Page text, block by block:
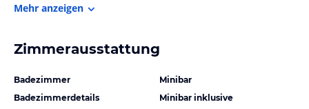
Mehr anzeigen
Zimmerausstattung
Badezimmer
Badezimmerdetails
Minibar
Minibar inklusive